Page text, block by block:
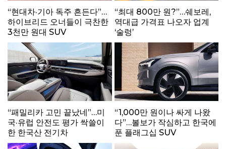
“현대차·기아 독주 흔든다”…
하이브리드 오너들이 극찬한
3천만 원대 SUV
“최대 800만 원?”…쉐보레,
역대급 가격표 나오자 업계
‘술렁’
“패밀리카 고민 끝났네”…미
국·유럽 안전도 평가 싹쓸이
한 한국산 전기차
“1,000만 원이나 싸게 나왔
다”…볼보가 작심하고 한국에
푼 플래그십 SUV